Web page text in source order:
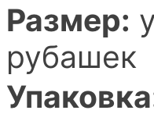
Размер:
рубашек